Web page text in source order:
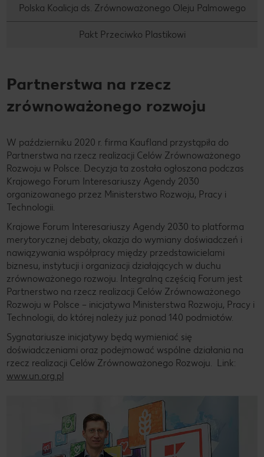
Polska Koalicja ds. Zrównoważonego Oleju Palmowego
Pakt Przeciwko Plastikowi
Partnerstwa na rzecz
zrównoważonego rozwoju
W październiku 2020 r. firma Kaufland przystąpiła do
Partnerstwa na rzecz realizacji Celów Zrównoważonego
Rozwoju w Polsce. Decyzja ta została ogłoszona podczas
Krajowego Forum Interesariuszy Agendy 2030
organizowanego przez Ministerstwo Rozwoju, Pracy i
Technologii.
Krajowe Forum Interesariuszy Agendy 2030 to platforma
merytorycznej debaty, okazja do wymiany doświadczeń i
nawiązywania współpracy między przedstawicielami
biznesu, instytucji i organizacji działających w duchu
zrównoważonego rozwoju. Integralną częścią Forum jest
Partnerstwo na rzecz realizacji Celów Zrównoważonego
Rozwoju w Polsce – inicjatywa Ministerstwa Rozwoju, Pracy i
Technologii, do której należy już ponad 140 podmiotów.
Sygnatariusze inicjatywy będą wymieniać się
doświadczeniami oraz podejmować wspólne działania na
rzecz realizacji Celów Zrównoważonego Rozwoju. Link:
www.un.org.pl